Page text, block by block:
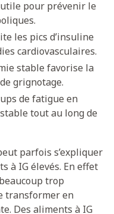
pour prévenir le
les pics d’insuline
cardiovasculaires.
stable favorise la
grignotage.
de fatigue en
tout au long de
parfois s’expliquer
à IG élevés. En effet
trop
transformer en
Des aliments à IG